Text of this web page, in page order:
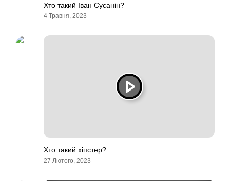
Хто такий Іван Сусанін?
4 Травня, 2023
Хто такий хіпстер?
27 Лютого, 2023